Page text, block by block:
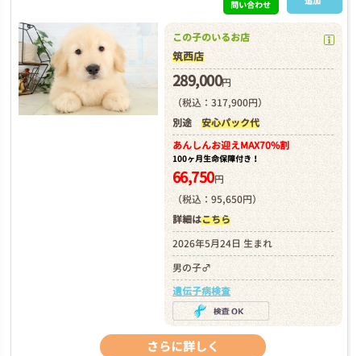
問い合わせ
この子のいるお店
筑西店
289,000円
（税込：317,900円）
別途 安心パック代
あんしんお迎えMAX70%割
100ヶ月生命保障付き！
66,750円
（税込：95,650円）
詳細はこちら
2026年5月24日 生まれ
男の子♂
遺伝子病検査
さらに詳しく